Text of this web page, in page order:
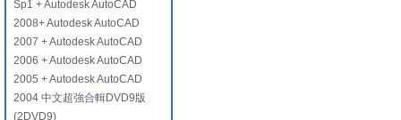
Sp1 + Autodesk AutoCAD
2008+ Autodesk AutoCAD
2007 + Autodesk AutoCAD
2006 + Autodesk AutoCAD
2005 + Autodesk AutoCAD
2004 中文超強合輯DVD9版
(2DVD9)